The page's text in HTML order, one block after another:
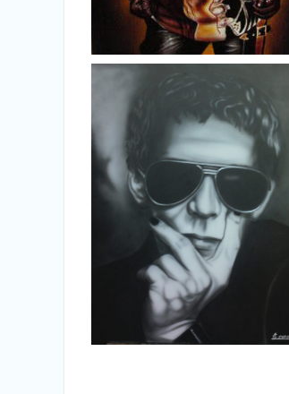
Alice Cooper pintura Golden